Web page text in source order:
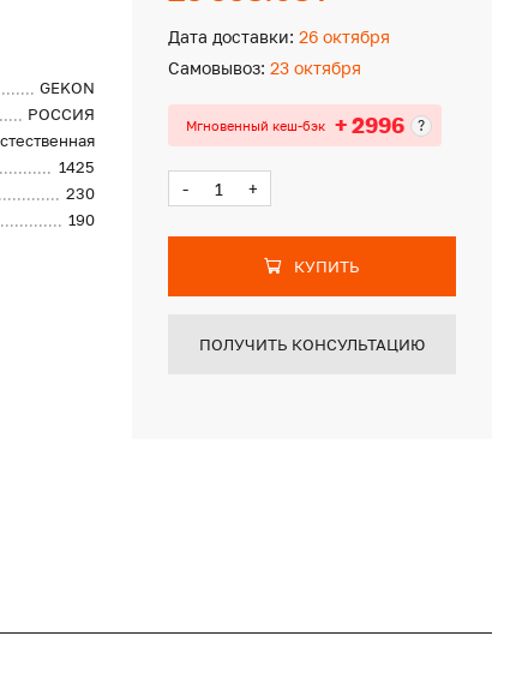
GEKON
РОССИЯ
1425
230
190
Дата доставки: 26 октября
Самовывоз: 23 октября
Мгновенный кеш-бэк + 2996 ?
- +
КУПИТЬ
ПОЛУЧИТЬ КОНСУЛЬТАЦИЮ